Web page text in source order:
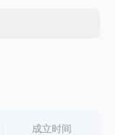
成立时间